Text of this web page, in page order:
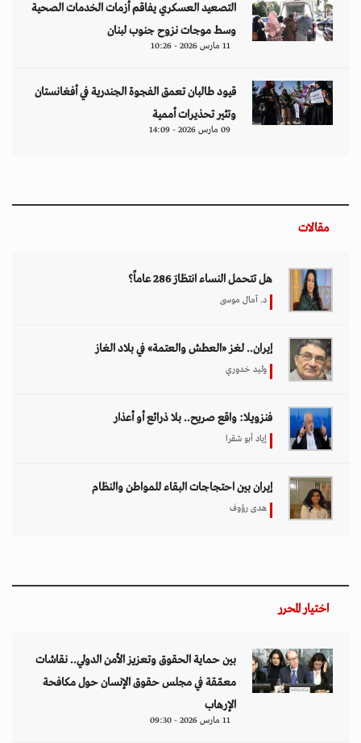
التصعيد العسكري يفاقم أزمات الخدمات الصحية
وسط موجات نزوح جنوب لبنان
11 مارس 2026 - 10:26
قيود طالبان تعمق الفجوة الجندرية في أفغانستان
وتثير تحذيرات أممية
09 مارس 2026 - 14:09
مقالات
هل تتحمل النساء انتظارَ 286 عاماً؟
د. آمال موسى
إيران.. لغز «العطش والعتمة» في بلاد الغاز
وليد خدوري
فنزويلا: واقع صريح.. بلا ذرائع أو أعذار
إياد أبو شقرا
إيران بين احتجاجات البقاء للمواطن والنظام
هدى رؤوف
اختيار المحرر
بين حماية الحقوق وتعزيز الأمن الدولي.. نقاشات
معمّقة في مجلس حقوق الإنسان حول مكافحة
الإرهاب
11 مارس 2026 - 09:30